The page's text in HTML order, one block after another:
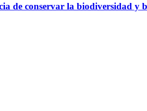
de conservar la biodiversidad y